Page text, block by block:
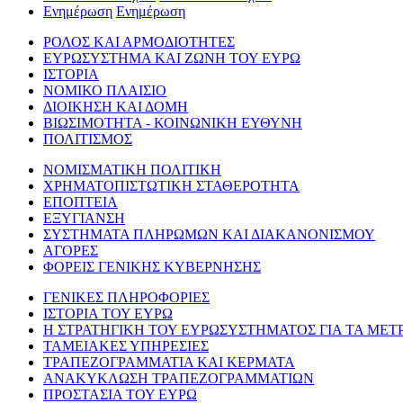
Ενημέρωση Ενημέρωση
ΡΟΛΟΣ ΚΑΙ ΑΡΜΟΔΙΟΤΗΤΕΣ
ΕΥΡΩΣΥΣΤΗΜΑ ΚΑΙ ΖΩΝΗ ΤΟΥ ΕΥΡΩ
ΙΣΤΟΡΙΑ
ΝΟΜΙΚΟ ΠΛΑΙΣΙΟ
ΔΙΟΙΚΗΣΗ ΚΑΙ ΔΟΜΗ
ΒΙΩΣΙΜΟΤΗΤΑ - ΚΟΙΝΩΝΙΚΗ ΕΥΘΥΝΗ
ΠΟΛΙΤΙΣΜΟΣ
ΝΟΜΙΣΜΑΤΙΚΗ ΠΟΛΙΤΙΚΗ
ΧΡΗΜΑΤΟΠΙΣΤΩΤΙΚΗ ΣΤΑΘΕΡΟΤΗΤΑ
ΕΠΟΠΤΕΙΑ
ΕΞΥΓΙΑΝΣΗ
ΣΥΣΤΗΜΑΤΑ ΠΛΗΡΩΜΩΝ ΚΑΙ ΔΙΑΚΑΝΟΝΙΣΜΟΥ
ΑΓΟΡΕΣ
ΦΟΡΕΙΣ ΓΕΝΙΚΗΣ ΚΥΒΕΡΝΗΣΗΣ
ΓΕΝΙΚΕΣ ΠΛΗΡΟΦΟΡΙΕΣ
ΙΣΤΟΡΙΑ ΤΟΥ ΕΥΡΩ
Η ΣΤΡΑΤΗΓΙΚΗ ΤΟΥ ΕΥΡΩΣΥΣΤΗΜΑΤΟΣ ΓΙΑ ΤΑ
ΤΑΜΕΙΑΚΕΣ ΥΠΗΡΕΣΙΕΣ
ΤΡΑΠΕΖΟΓΡΑΜΜΑΤΙΑ ΚΑΙ ΚΕΡΜΑΤΑ
ΑΝΑΚΥΚΛΩΣΗ ΤΡΑΠΕΖΟΓΡΑΜΜΑΤΙΩΝ
ΠΡΟΣΤΑΣΙΑ ΤΟΥ ΕΥΡΩ